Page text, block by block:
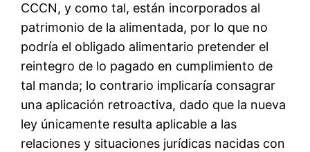
CCCN, y como tal, están incorporados al
patrimonio de la alimentada, por lo que no
podría el obligado alimentario pretender el
reintegro de lo pagado en cumplimiento de
tal manda; lo contrario implicaría consagrar
una aplicación retroactiva, dado que la nueva
ley únicamente resulta aplicable a las
relaciones y situaciones jurídicas nacidas con